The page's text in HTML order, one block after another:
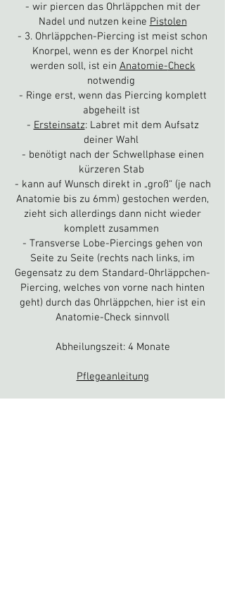
- wir piercen das Ohrläppchen mit der
Nadel und nutzen keine Pistolen
- 3. Ohrläppchen-Piercing ist meist schon
Knorpel, wenn es der Knorpel nicht
werden soll, ist ein Anatomie-Check
notwendig
- Ringe erst, wenn das Piercing komplett
abgeheilt ist
- Ersteinsatz: Labret mit dem Aufsatz
deiner Wahl
- benötigt nach der Schwellphase einen
kürzeren Stab
- kann auf Wunsch direkt in „groß“ (je nach
Anatomie bis zu 6mm) gestochen werden,
zieht sich allerdings dann nicht wieder
komplett zusammen
- Transverse Lobe-Piercings gehen von
Seite zu Seite (rechts nach links, im
Gegensatz zu dem Standard-Ohrläppchen-
Piercing, welches von vorne nach hinten
geht) durch das Ohrläppchen, hier ist ein
Anatomie-Check sinnvoll
Abheilungszeit: 4 Monate
Pflegeanleitung